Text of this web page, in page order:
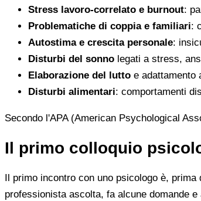
Stress lavoro-correlato e burnout:
Problematiche di coppia e familiari:
Autostima e crescita personale:
Disturbi del sonno legati a stress,
Elaborazione del lutto e adattamento
Disturbi alimentari: comportamenti
Secondo l'APA (American Psychological
Il primo colloquio
Il primo incontro con uno psicologo è, prima
professionista ascolta, fa alcune domande